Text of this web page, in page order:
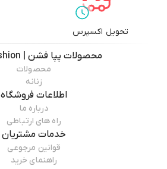
تحویل اکسپرس
محصولات پپا فشن | Pepafashion
محصولات
زنانه
اطلاعات فروشگاه
درباره ما
راه های ارتباطی
خدمات مشتریان
قوانین مرجوعی
راهنمای خرید